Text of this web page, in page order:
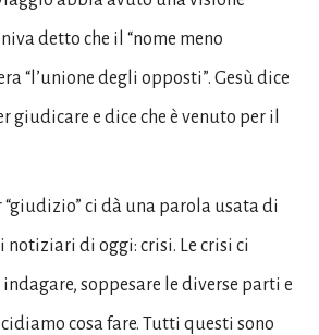
detto che il “nome meno
“l’unione degli opposti”. Gesù dice
giudicare e dice che è venuto per il
“giudizio” ci dà una parola usata di
notiziari di oggi: crisi. Le crisi ci
soppesare le diverse parti e
cosa fare. Tutti questi sono